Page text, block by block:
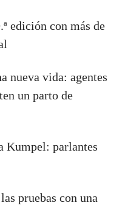
edición con más de
nueva vida: agentes
un parto de
Kumpel: parlantes
pruebas con una